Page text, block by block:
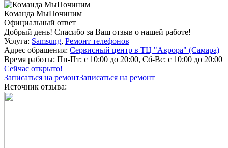
Команда МыПочиним
Официальный ответ
Добрый день! Спасибо за Ваш отзыв о нашей работе!
Услуга: Samsung, Ремонт телефонов
Адрес обращения: Сервисный центр в ТЦ "Аврора" (Самара)
Время работы: Пн-Пт: с 10:00 до 20:00, Сб-Вс: с 10:00 до 20:00
Сейчас открыто!
Записаться на ремонтЗаписаться на ремонт
Источник отзыва: